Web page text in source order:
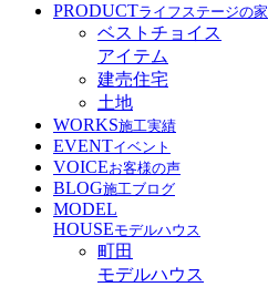
PRODUCTライフステージの家
ベストチョイス
アイテム
建売住宅
土地
WORKS施工実績
EVENTイベント
VOICEお客様の声
BLOG施工ブログ
MODEL
HOUSEモデルハウス
町田
モデルハウス